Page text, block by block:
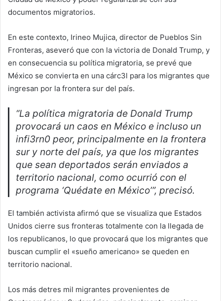
documentos migratorios.
En este contexto, Irineo Mujica, director de Pueblos Sin
Fronteras, aseveró que con la victoria de Donald Trump, y
en consecuencia su política migratoria, se prevé que
México se convierta en una cárc3l para los migrantes que
ingresan por la frontera sur del país.
“La política migratoria de Donald Trump
provocará un caos en México e incluso un
infi3rn0 peor, principalmente en la frontera
sur y norte del país, ya que los migrantes
que sean deportados serán enviados a
territorio nacional, como ocurrió con el
programa ‘Quédate en México’”, precisó.
El también activista afirmó que se visualiza que Estados
Unidos cierre sus fronteras totalmente con la llegada de
los republicanos, lo que provocará que los migrantes que
buscan cumplir el «sueño americano» se queden en
territorio nacional.
Los más detres mil migrantes provenientes de